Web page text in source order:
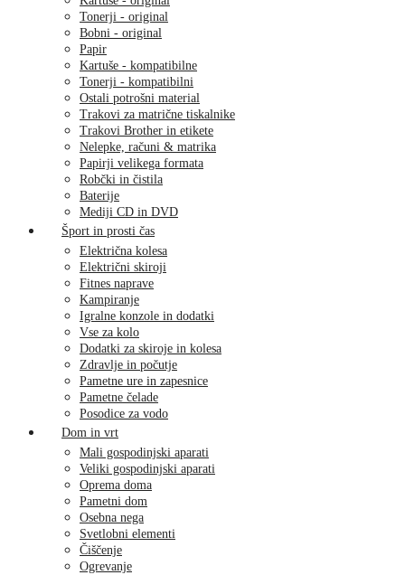
Tonerji - original
Bobni - original
Papir
Kartuše - kompatibilne
Tonerji - kompatibilni
Ostali potrošni material
Trakovi za matrične tiskalnike
Trakovi Brother in etikete
Nelepke, računi & matrika
Papirji velikega formata
Robčki in čistila
Baterije
Mediji CD in DVD
Šport in prosti čas
Električna kolesa
Električni skiroji
Fitnes naprave
Kampiranje
Igralne konzole in dodatki
Vse za kolo
Dodatki za skiroje in kolesa
Zdravlje in počutje
Pametne ure in zapesnice
Pametne čelade
Posodice za vodo
Dom in vrt
Mali gospodinjski aparati
Veliki gospodinjski aparati
Oprema doma
Pametni dom
Osebna nega
Svetlobni elementi
Čiščenje
Ogrevanje